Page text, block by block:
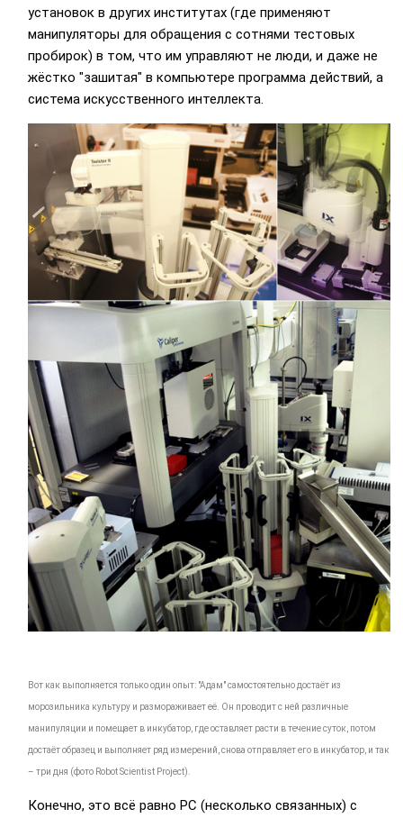
установок в других институтах (где применяют
манипуляторы для обращения с сотнями тестовых
пробирок) в том, что им управляют не люди, и даже не
жёстко "зашитая" в компьютере программа действий, а
система искусственного интеллекта.
Вот как выполняется только один опыт: "Адам" самостоятельно достаёт из
морозильника культуру и размораживает её. Он проводит с ней различные
манипуляции и помещает в инкубатор, где оставляет расти в течение суток, потом
достаёт образец и выполняет ряд измерений, снова отправляет его в инкубатор, и так
– три дня (фото Robot Scientist Project).
Конечно, это всё равно PC (несколько связанных) c